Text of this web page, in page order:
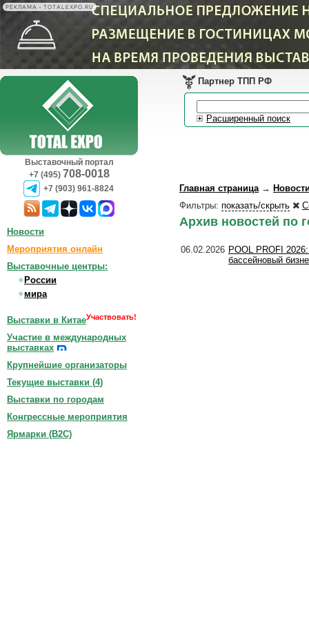
РЕКЛАМА • TOTALEXPO.RU
Выставочный портал
+7 (495) 708-0018
+7 (903) 961-8824
Партнер ТПП РФ
Расширенный поиск
Главная страница→
Фильтры: показать/скрыть
Архив новостей по
06.02.2026 POOL PROFI
бассейновый
Новости
Мероприятия онлайн
Выставочные центры:
России
мира
Выставки в КитаеУчаствовать!
Участие в международных
выставках
Крупнейшие организаторы
Текущие выставки (4)
Выставки по городам
Конгрессные мероприятия
Ярмарки (B2C)